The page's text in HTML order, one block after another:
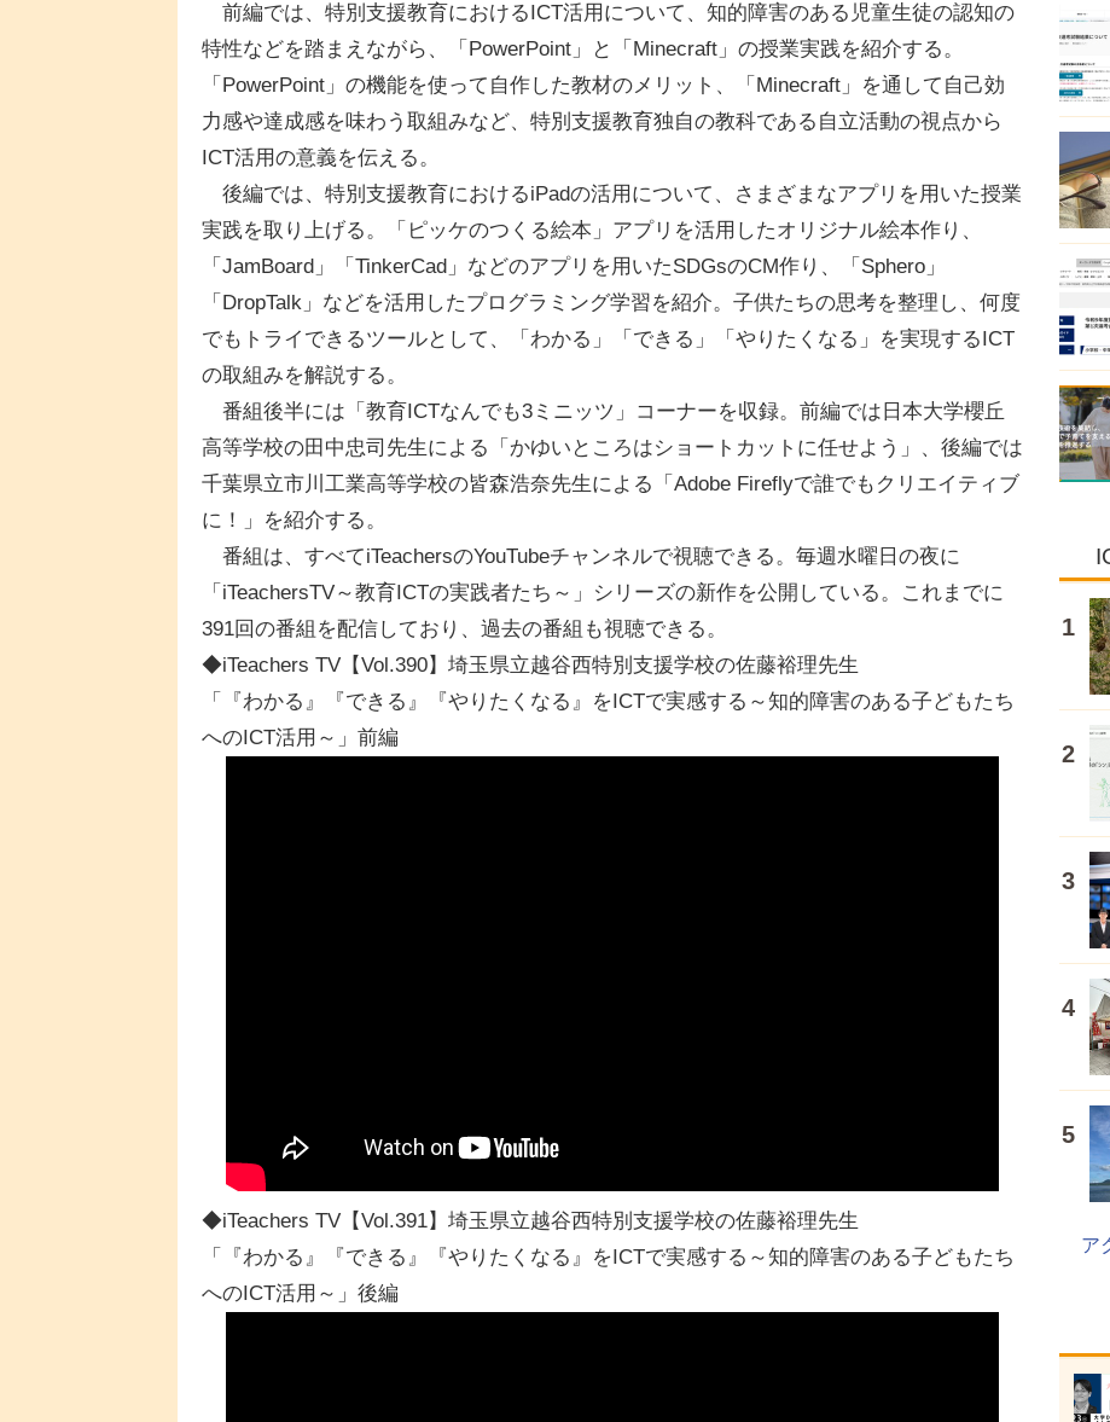
前編では、特別支援教育におけるICT活用について、知的障害のある児童生徒の認知の
特性などを踏まえながら、「PowerPoint」と「Minecraft」の授業実践を紹介する。
「PowerPoint」の機能を使って自作した教材のメリット、「Minecraft」を通して自己効
力感や達成感を味わう取組みなど、特別支援教育独自の教科である自立活動の視点から
ICT活用の意義を伝える。
後編では、特別支援教育におけるiPadの活用について、さまざまなアプリを用いた授業
実践を取り上げる。「ピッケのつくる絵本」アプリを活用したオリジナル絵本作り、
「JamBoard」「TinkerCad」などのアプリを用いたSDGsのCM作り、「Sphero」
「DropTalk」などを活用したプログラミング学習を紹介。子供たちの思考を整理し、何度
でもトライできるツールとして、「わかる」「できる」「やりたくなる」を実現するICT
の取組みを解説する。
番組後半には「教育ICTなんでも3ミニッツ」コーナーを収録。前編では日本大学櫻丘
高等学校の田中忠司先生による「かゆいところはショートカットに任せよう」、後編では
千葉県立市川工業高等学校の皆森浩奈先生による「Adobe Fireflyで誰でもクリエイティブ
に！」を紹介する。
番組は、すべてiTeachersのYouTubeチャンネルで視聴できる。毎週水曜日の夜に
「iTeachersTV～教育ICTの実践者たち～」シリーズの新作を公開している。これまでに
391回の番組を配信しており、過去の番組も視聴できる。
◆iTeachers TV【Vol.390】埼玉県立越谷西特別支援学校の佐藤裕理先生
「『わかる』『できる』『やりたくなる』をICTで実感する～知的障害のある子どもたち
へのICT活用～」前編
◆iTeachers TV【Vol.391】埼玉県立越谷西特別支援学校の佐藤裕理先生
「『わかる』『できる』『やりたくなる』をICTで実感する～知的障害のある子どもたち
へのICT活用～」後編
ア